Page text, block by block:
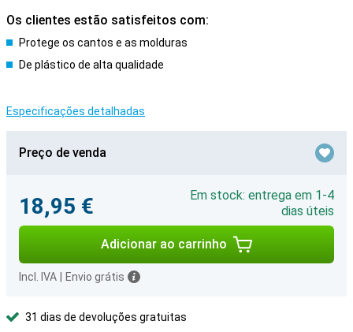
Os clientes estão satisfeitos com:
Protege os cantos e as molduras
De plástico de alta qualidade
Especificações detalhadas
Preço de venda
18,95 €
Em stock: entrega em 1-4
dias úteis
Adicionar ao carrinho
Incl. IVA Envio grátis
31 dias de devoluções gratuitas